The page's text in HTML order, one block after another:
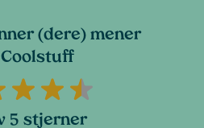
(dere) mener
5 stjerner